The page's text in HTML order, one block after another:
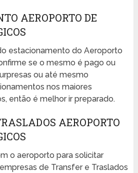
AEROPORTO DE
estacionamento do Aeroporto
se o mesmo é pago ou
ou até mesmo
nos maiores
então é melhor ir preparado.
AEROPORTO
o aeroporto para solicitar
de Transfer e Traslados